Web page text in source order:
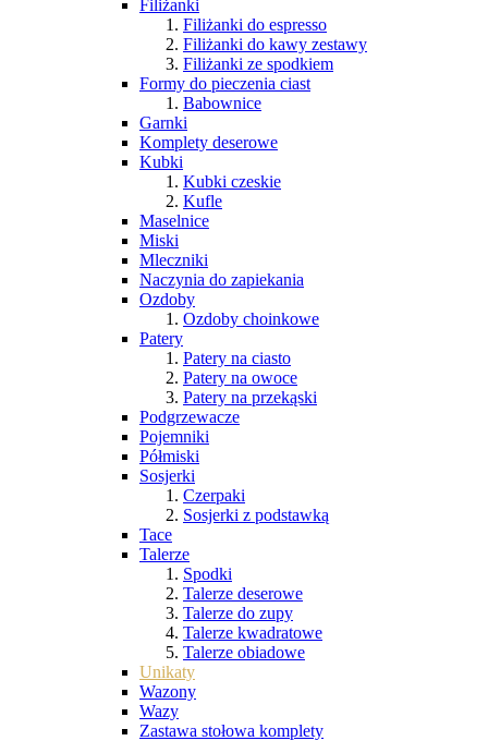
Filiżanki
Filiżanki do espresso
Filiżanki do kawy zestawy
Filiżanki ze spodkiem
Formy do pieczenia ciast
Babownice
Garnki
Komplety deserowe
Kubki
Kubki czeskie
Kufle
Maselnice
Miski
Mleczniki
Naczynia do zapiekania
Ozdoby
Ozdoby choinkowe
Patery
Patery na ciasto
Patery na owoce
Patery na przekąski
Podgrzewacze
Pojemniki
Półmiski
Sosjerki
Czerpaki
Sosjerki z podstawką
Tace
Talerze
Spodki
Talerze deserowe
Talerze do zupy
Talerze kwadratowe
Talerze obiadowe
Unikaty
Wazony
Wazy
Zastawa stołowa komplety